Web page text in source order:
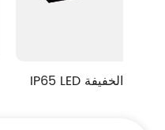
IP65 LED للماء الخفيفة ML9-2